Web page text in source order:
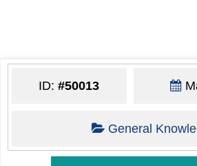
ID:#50013
General